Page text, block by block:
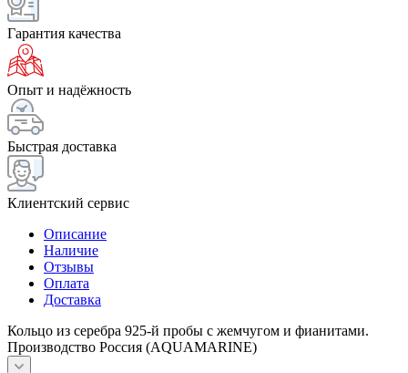
Гарантия качества
Опыт и надёжность
Быстрая доставка
Клиентский сервис
Описание
Наличие
Отзывы
Оплата
Доставка
Кольцо из серебра 925-й пробы с жемчугом и фианитами.
Производство Россия (AQUAMARINE)